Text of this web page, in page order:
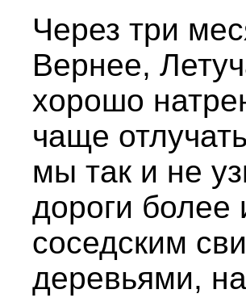
Через три
Вернее,
хорошо
чаще
мы так и не
дороги более
соседским
деревьями,